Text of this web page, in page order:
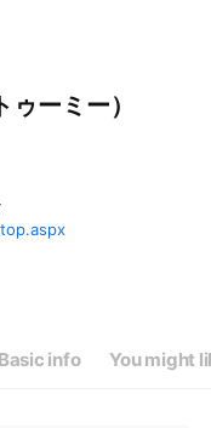
ーミー）
Basic info You might